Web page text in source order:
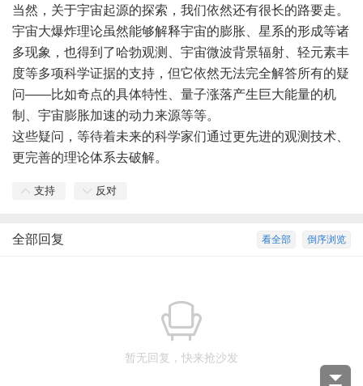
当然，关于宇宙起源的探索，我们依然还有很长的路要走。
宇宙大爆炸理论虽然能够解释宇宙的膨胀、星系的形成等诸
多现象，也得到了哈勃观测、宇宙微波背景辐射、轻元素丰
度等多项科学证据的支持，但它依然无法完全解答所有的疑
问——比如奇点的具体特性、量子涨落产生巨大能量的机
制、宇宙膨胀加速的动力来源等等。
这些疑问，等待着未来的科学家们通过更先进的观测技术、
更完善的理论体系去破解。
支持 反对
倒序浏览
看全部
全部回复
暂无回复，快来抢沙发